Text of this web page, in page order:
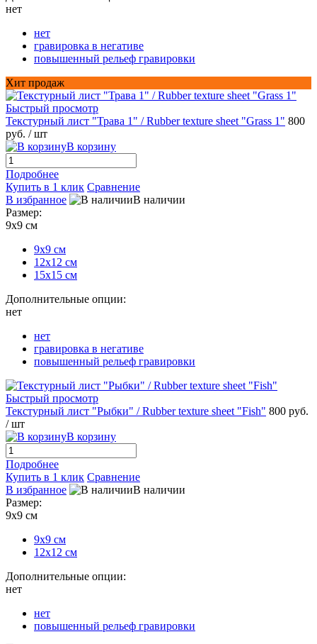
нет
нет
гравировка в негативе
повышенный рельеф гравировки
Хит продаж
Быстрый просмотр
Текстурный лист "Трава 1" / Rubber texture sheet "Grass 1" 800
руб. / шт
В корзину
Подробнее
Купить в 1 клик Сравнение
В избранное
В наличии
Размер:
9х9 см
9х9 см
12х12 см
15х15 см
Дополнительные опции:
нет
нет
гравировка в негативе
повышенный рельеф гравировки
Быстрый просмотр
Текстурный лист "Рыбки" / Rubber texture sheet "Fish" 800 руб.
/ шт
В корзину
Подробнее
Купить в 1 клик Сравнение
В избранное
В наличии
Размер:
9х9 см
9х9 см
12х12 см
Дополнительные опции:
нет
нет
повышенный рельеф гравировки